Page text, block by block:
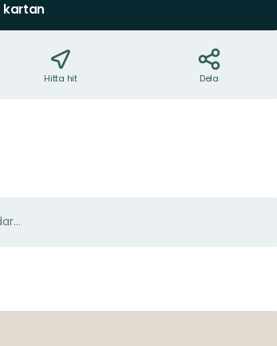
kartan
Hitta hit Dela